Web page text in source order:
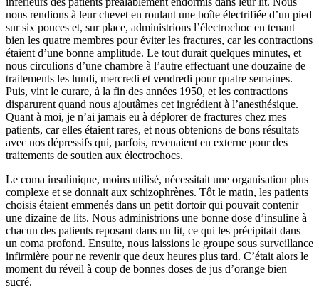
nous rendions à leur chevet en roulant une boîte électrifiée d’un pied
sur six pouces et, sur place, administrions l’électrochoc en tenant
bien les quatre membres pour éviter les fractures, car les contractions
étaient d’une bonne amplitude. Le tout durait quelques minutes, et
nous circulions d’une chambre à l’autre effectuant une douzaine de
traitements les lundi, mercredi et vendredi pour quatre semaines.
Puis, vint le curare, à la fin des années 1950, et les contractions
disparurent quand nous ajoutâmes cet ingrédient à l’anesthésique.
Quant à moi, je n’ai jamais eu à déplorer de fractures chez mes
patients, car elles étaient rares, et nous obtenions de bons résultats
avec nos dépressifs qui, parfois, revenaient en externe pour des
traitements de soutien aux électrochocs.
Le coma insulinique, moins utilisé, nécessitait une organisation plus
complexe et se donnait aux schizophrènes. Tôt le matin, les patients
choisis étaient emmenés dans un petit dortoir qui pouvait contenir
une dizaine de lits. Nous administrions une bonne dose d’insuline à
chacun des patients reposant dans un lit, ce qui les précipitait dans
un coma profond. Ensuite, nous laissions le groupe sous surveillance
infirmière pour ne revenir que deux heures plus tard. C’était alors le
moment du réveil à coup de bonnes doses de jus d’orange bien
sucré.